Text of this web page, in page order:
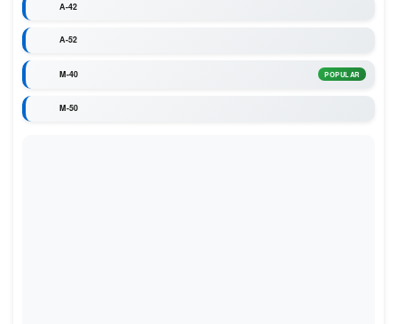
A-42
A-52
M-40 POPULAR
M-50